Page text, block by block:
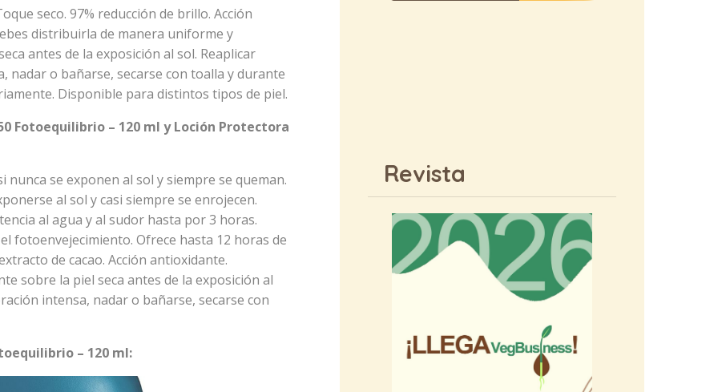
seco. 97% reducción de brillo. Acción
distribuirla de manera uniforme y
antes de la exposición al sol. Reaplicar
nadar o bañarse, secarse con toalla y durante
Disponible para distintos tipos de piel.
Fotoequilibrio – 120 ml y Loción Protectora
nunca se exponen al sol y siempre se queman.
al sol y casi siempre se enrojecen.
al agua y al sudor hasta por 3 horas.
fotoenvejecimiento. Ofrece hasta 12 horas de
de cacao. Acción antioxidante.
sobre la piel seca antes de la exposición al
intensa, nadar o bañarse, secarse con
– 120 ml:
Revista